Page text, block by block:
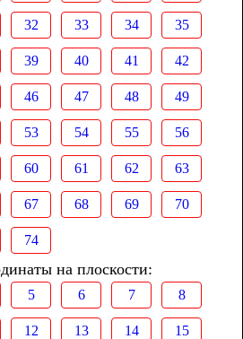
32 33 34 35
39 40 41 42
46 47 48 49
53 54 55 56
60 61 62 63
67 68 69 70
74
на плоскости:
5 6 7 8
12 13 14 15